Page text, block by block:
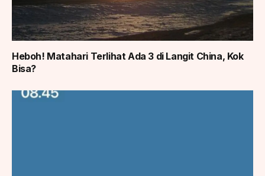
Heboh! Matahari Terlihat Ada 3 di Langit China, Kok
Bisa?